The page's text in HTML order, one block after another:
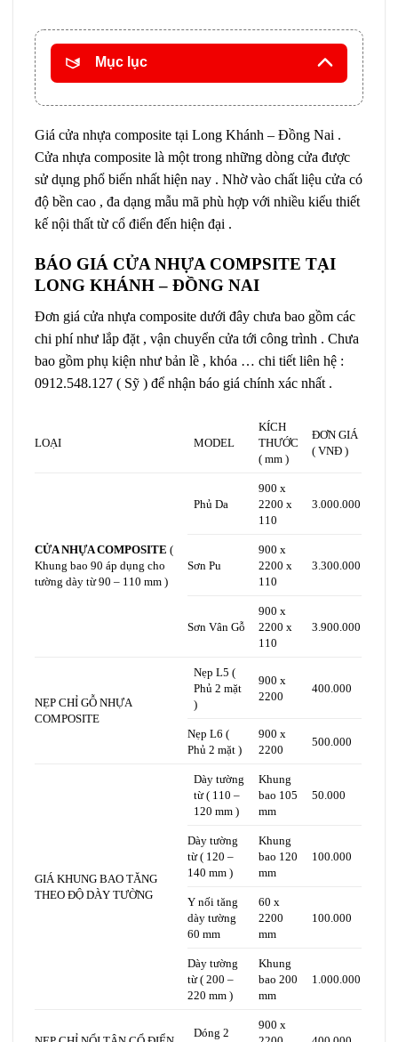
Mục lục
Giá cửa nhựa composite tại Long Khánh – Đồng Nai .
Cửa nhựa composite là một trong những dòng cửa được
sử dụng phổ biến nhất hiện nay . Nhờ vào chất liệu cửa có
độ bền cao , đa dạng mẫu mã phù hợp với nhiều kiểu thiết
kế nội thất từ cổ điển đến hiện đại .
BÁO GIÁ CỬA NHỰA COMPSITE TẠI
LONG KHÁNH – ĐỒNG NAI
Đơn giá cửa nhựa composite dưới đây chưa bao gồm các
chi phí như lắp đặt , vận chuyển cửa tới công trình . Chưa
bao gồm phụ kiện như bản lề , khóa … chi tiết liên hệ :
0912.548.127 ( Sỹ ) để nhận báo giá chính xác nhất .
LOẠI MODEL
KÍCH
THƯỚC
( mm )
ĐƠN GIÁ
( VNĐ )
CỬA NHỰA COMPOSITE (
Khung bao 90 áp dụng cho
tường dày từ 90 – 110 mm )
Phủ Da
900 x
2200 x
110
3.000.000
Sơn Pu
900 x
2200 x
110
3.300.000
Sơn Vân Gỗ
900 x
2200 x
110
3.900.000
NẸP CHỈ GỖ NHỰA
COMPOSITE
Nẹp L5 (
Phủ 2 mặt
)
900 x
2200
400.000
Nẹp L6 (
Phủ 2 mặt )
900 x
2200
500.000
GIÁ KHUNG BAO TĂNG
THEO ĐỘ DÀY TƯỜNG
Dày tường
từ ( 110 –
120 mm )
Khung
bao 105
mm
50.000
Dày tường
từ ( 120 –
140 mm )
Khung
bao 120
mm
100.000
Y nối tăng
dày tường
60 mm
60 x
2200
mm
100.000
Dày tường
từ ( 200 –
220 mm )
Khung
bao 200
mm
1.000.000
Dóng 2
900 x